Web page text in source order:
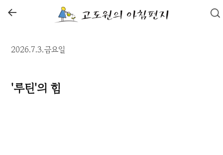
←
2026.7.3.금요일
'루틴'의 힘